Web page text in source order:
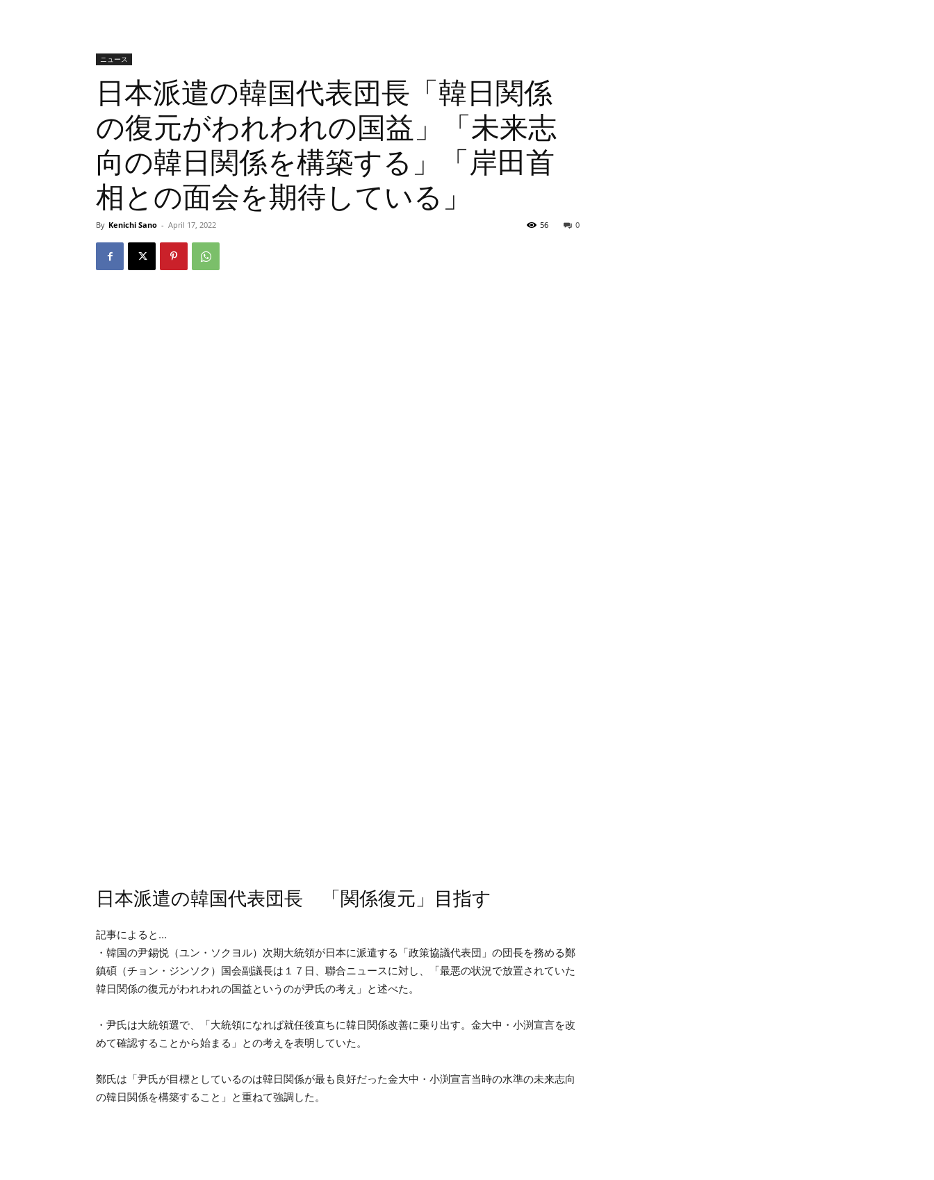
ニュース
日本派遣の韓国代表団長「韓日関係
の復元がわれわれの国益」「未来志
向の韓日関係を構築する」「岸田首
相との面会を期待している」
By Kenichi Sano - April 17, 2022 0
56
日本派遣の韓国代表団長 「関係復元」目指す
記事によると…
・韓国の尹錫悦（ユン・ソクヨル）次期大統領が日本に派遣する「政策協議代表団」の団長を務める鄭
鎮碩（チョン・ジンソク）国会副議長は１７日、聯合ニュースに対し、「最悪の状況で放置されていた
韓日関係の復元がわれわれの国益というのが尹氏の考え」と述べた。
・尹氏は大統領選で、「大統領になれば就任後直ちに韓日関係改善に乗り出す。金大中・小渕宣言を改
めて確認することから始まる」との考えを表明していた。
鄭氏は「尹氏が目標としているのは韓日関係が最も良好だった金大中・小渕宣言当時の水準の未来志向
の韓日関係を構築すること」と重ねて強調した。